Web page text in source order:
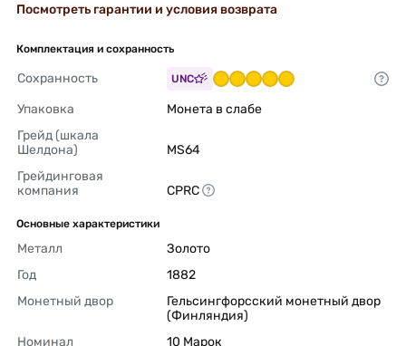
Посмотреть гарантии и условия возврата
Комплектация и сохранность
Сохранность UNC
Упаковка
Монета в слабе
Грейд (шкала
Шелдона)
MS64
Грейдинговая
компания
CPRC
Основные характеристики
Металл
Золото
Год
1882
Монетный двор
Гельсингфорсский монетный двор
(Финляндия)
Номинал
10 Марок